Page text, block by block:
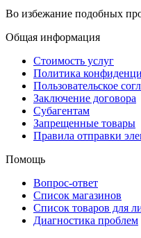
Во избежание подобных
Общая информация
Стоимость услуг
Политика
Пользовательское
Заключение договора
Субагентам
Запрещенные товары
Правила отправки
Помощь
Вопрос-ответ
Список магазинов
Список товаров для
Диагностика проблем